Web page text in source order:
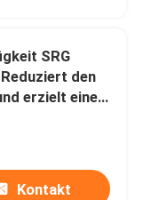
SRG
den
erzielt eine
Kontakt